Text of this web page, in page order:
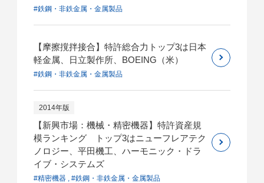
#鉄鋼・非鉄金属・金属製品
【摩擦撹拌接合】特許総合力トップ3は日本
軽金属、日立製作所、BOEING（米）
#鉄鋼・非鉄金属・金属製品
2014年版
【新興市場：機械・精密機器】特許資産規
模ランキング トップ3はニューフレアテク
ノロジー、平田機工、ハーモニック・ドラ
イブ・システムズ
#精密機器 , #鉄鋼・非鉄金属・金属製品